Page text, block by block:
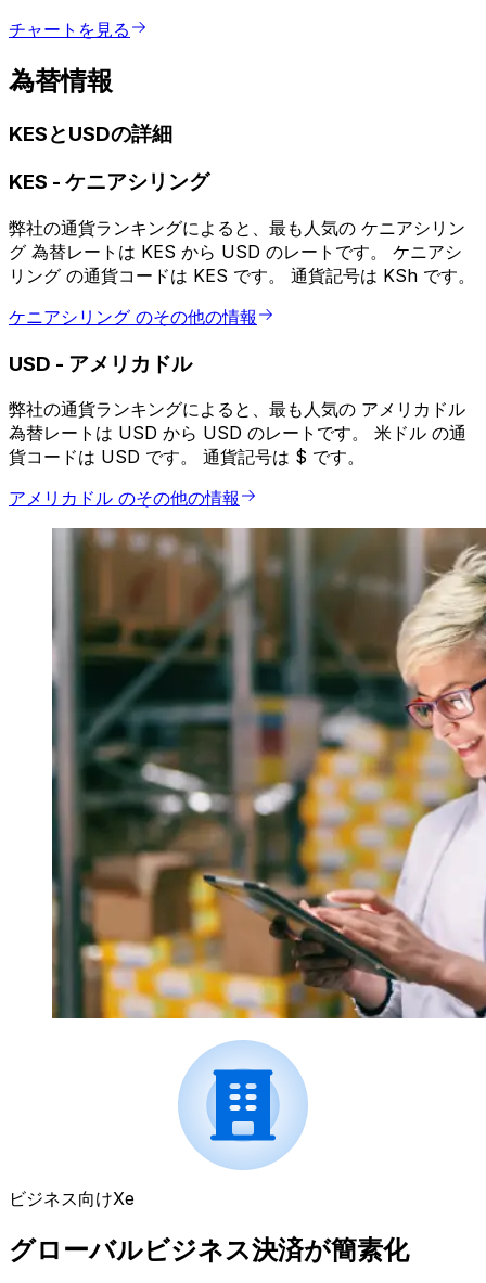
チャートを見る
為替情報
KESとUSDの詳細
KES - ケニアシリング
弊社の通貨ランキングによると、最も人気の ケニアシリン
グ 為替レートは KES から USD のレートです。 ケニアシ
リング の通貨コードは KES です。 通貨記号は KSh です。
ケニアシリング のその他の情報
USD - アメリカドル
弊社の通貨ランキングによると、最も人気の アメリカドル
為替レートは USD から USD のレートです。 米ドル の通
貨コードは USD です。 通貨記号は $ です。
アメリカドル のその他の情報
ビジネス向けXe
グローバルビジネス決済が簡素化